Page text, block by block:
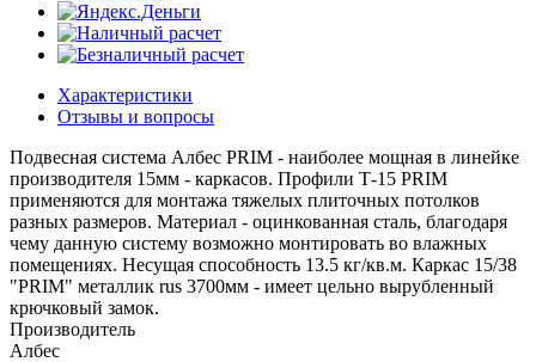
Характеристики
Отзывы и вопросы
Подвесная система Албес PRIM - наиболее мощная в линейке
производителя 15мм - каркасов. Профили Т-15 PRIM
применяются для монтажа тяжелых плиточных потолков
разных размеров. Материал - оцинкованная сталь, благодаря
чему данную систему возможно монтировать во влажных
помещениях. Несущая способность 13.5 кг/кв.м. Каркас 15/38
"PRIM" металлик rus 3700мм - имеет цельно вырубленный
крючковый замок.
Производитель
Албес